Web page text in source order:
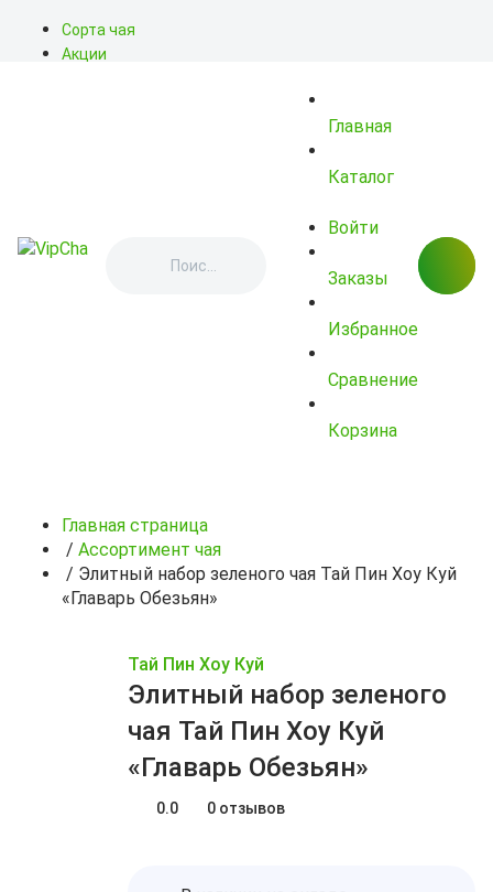
Сорта чая
Акции
Главная
Каталог
Войти
Заказы
Избранное
Сравнение
Корзина
Главная страница
/ Ассортимент чая
/ Элитный набор зеленого чая Тай Пин Хоу Куй
«Главарь Обезьян»
Тай Пин Хоу Куй
Элитный набор зеленого
чая Тай Пин Хоу Куй
«Главарь Обезьян»
0.0 0 отзывов